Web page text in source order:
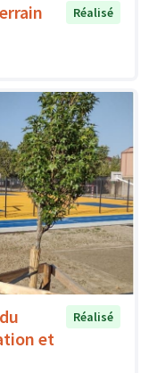
Réalisé
et
Réalisé